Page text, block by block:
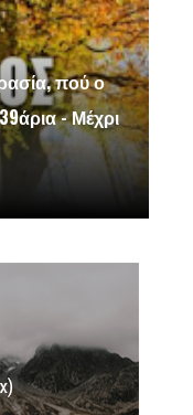
πού ο
- Μέχρι